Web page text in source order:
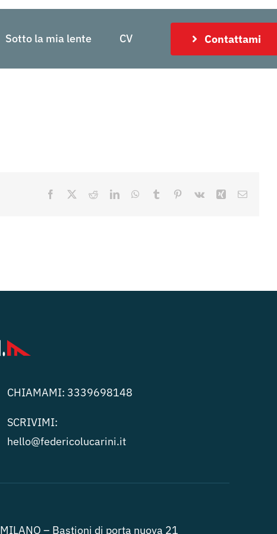
Sotto la mia lente CV Contattami
Facebook RedditLinkedInWhatsApp
Tumblr Pinterest
Vk Xing Email
CHIAMAMI: 3339698148
SCRIVIMI:
hello@federicolucarini.it
MILANO – Bastioni di porta nuova 21